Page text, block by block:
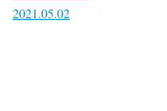
2021.05.02